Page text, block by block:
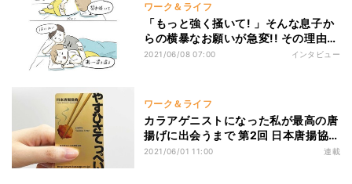
ワーク＆ライフ
「もっと強く掻いて! 」そんな息子か
らの横暴なお願いが急変!! その理由と
は?
2021/06/08 07:00 インタビュー
ワーク＆ライフ
カラアゲニストになった私が最高の唐
揚げに出会うまで 第2回 日本唐揚協会
の会長やすひさてっぺいさんにコロナ
2021/06/01 11:00 連載